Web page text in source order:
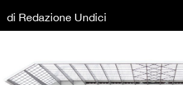
di Redazione Undici